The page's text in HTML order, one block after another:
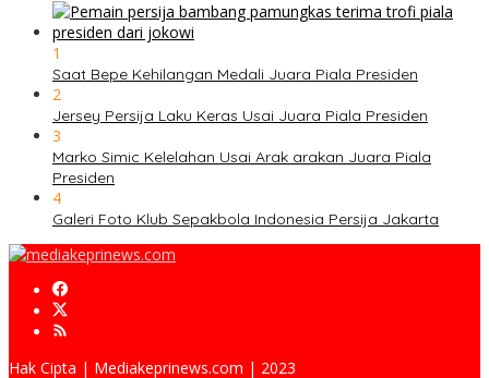
1
Saat Bepe Kehilangan Medali Juara Piala Presiden
2
Jersey Persija Laku Keras Usai Juara Piala Presiden
3
Marko Simic Kelelahan Usai Arak arakan Juara Piala
Presiden
4
Galeri Foto Klub Sepakbola Indonesia Persija Jakarta
Hak Cipta | Mediakeprinews.com | 2023